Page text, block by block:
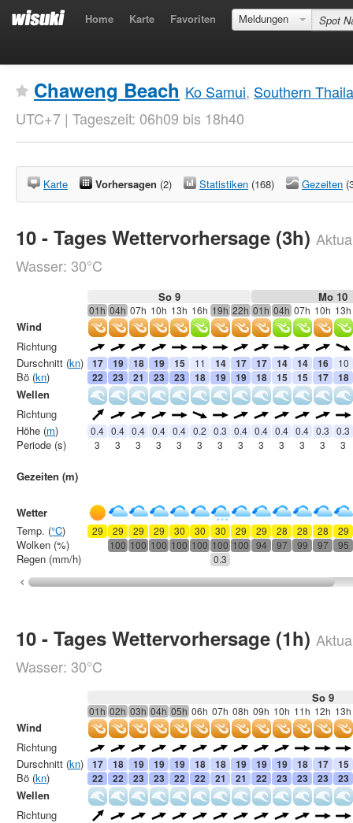
Home Karte Favoriten Meldungen
Chaweng Beach Ko Samui, Southern
UTC+7 | Tageszeit: 06h09 bis 18h40
Karte Vorhersagen (2) Statistiken (168) Gezeiten
10 - Tages Wettervorhersage (3h)
Wasser: 30°C
So 9 Mo 10
01h 04h 07h 10h 13h 16h 19h 22h 01h 04h 07h 10h 13h
17 19 18 19 15 11 14 17 17 14 14 16 10
22 23 21 23 23 18 19 19 18 15 15 17 18
0.4 0.4 0.4 0.4 0.4 0.2 0.3 0.4 0.4 0.4 0.4 0.3 0.3
3
3 3 3 3 3 3 3 3 3 3 3 3
29 29 29 29 30 30 30 29 29 28 28 28
29
100 100 100 100 100 100 100 94 97 99 97
95
0.3
Wind
Richtung
Durschnitt (kn)
Bö (kn)
Wellen
Richtung
Höhe (m)
Periode (s)
Gezeiten (m)
Wetter
Temp. (°C)
Wolken (%)
Regen (mm/h)
10 - Tages Wettervorhersage (1h)
Wasser: 30°C
So 9
01h 02h 03h 04h 05h 06h 07h 08h 09h 10h 11h 12h 13h
17 18 19 19 19 18 18 19 19 19 18 17
15
22
22 23 23 22 22 21 21 22 23 23 23 23
Wind
Richtung
Durschnitt (kn)
Bö (kn)
Wellen
Richtung